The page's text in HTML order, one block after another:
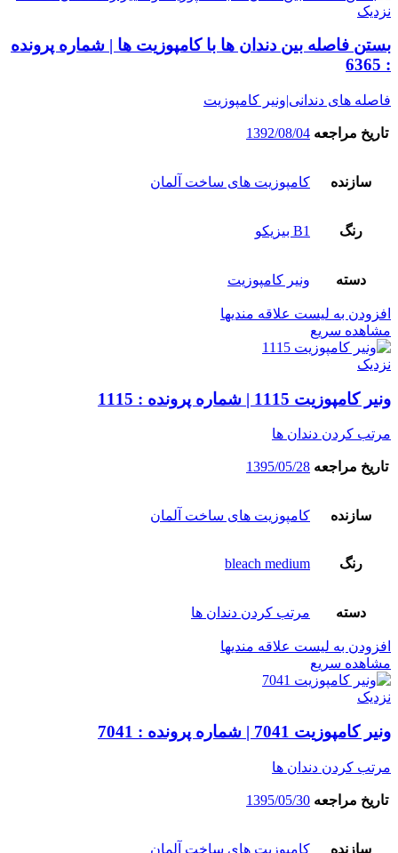
نزدیک
بستن فاصله بین دندان ها با کامپوزیت ها | شماره پرونده
: 6365
فاصله های دندانی|ونیر کامپوزیت
تاریخ مراجعه 1392/08/04
سازنده کامپوزیت های ساخت آلمان
رنگ B1 بیزیکو
دسته ونیر کامپوزیت
افزودن به لیست علاقه مندیها
مشاهده سریع
نزدیک
ونیر کامپوزیت 1115 | شماره پرونده : 1115
مرتب کردن دندان ها
تاریخ مراجعه 1395/05/28
سازنده کامپوزیت های ساخت آلمان
رنگ bleach medium
دسته مرتب کردن دندان ها
افزودن به لیست علاقه مندیها
مشاهده سریع
نزدیک
ونیر کامپوزیت 7041 | شماره پرونده : 7041
مرتب کردن دندان ها
تاریخ مراجعه 1395/05/30
سازنده کامپوزیت های ساخت آلمان